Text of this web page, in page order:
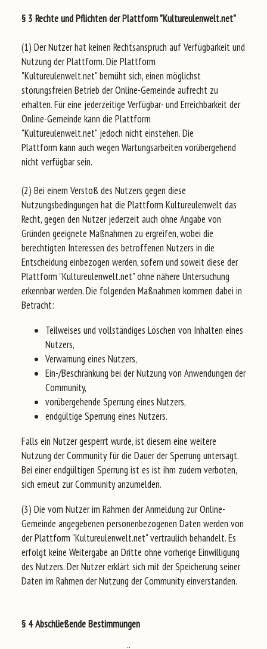
§ 3 Rechte und Pflichten der Plattform "Kultureulenwelt.net"
(1) Der Nutzer hat keinen Rechtsanspruch auf Verfügbarkeit und
Nutzung der Plattform. Die Plattform
"Kultureulenwelt.net" bemüht sich, einen möglichst
störungsfreien Betrieb der Online-Gemeinde aufrecht zu
erhalten. Für eine jederzeitige Verfügbar- und Erreichbarkeit der
Online-Gemeinde kann die Plattform
"Kultureulenwelt.net" jedoch nicht einstehen. Die
Plattform kann auch wegen Wartungsarbeiten vorübergehend
nicht verfügbar sein.
(2) Bei einem Verstoß des Nutzers gegen diese
Nutzungsbedingungen hat die Plattform Kultureulenwelt das
Recht, gegen den Nutzer jederzeit auch ohne Angabe von
Gründen geeignete Maßnahmen zu ergreifen, wobei die
berechtigten Interessen des betroffenen Nutzers in die
Entscheidung einbezogen werden, sofern und soweit diese der
Plattform "Kultureulenwelt.net" ohne nähere Untersuchung
erkennbar werden. Die folgenden Maßnahmen kommen dabei in
Betracht:
Teilweises und vollständiges Löschen von Inhalten eines
Nutzers,
Verwarnung eines Nutzers,
Ein-/Beschränkung bei der Nutzung von Anwendungen der
Community,
vorübergehende Sperrung eines Nutzers,
endgültige Sperrung eines Nutzers.
Falls ein Nutzer gesperrt wurde, ist diesem eine weitere
Nutzung der Community für die Dauer der Sperrung untersagt.
Bei einer endgültigen Sperrung ist es ist ihm zudem verboten,
sich erneut zur Community anzumelden.
(3) Die vom Nutzer im Rahmen der Anmeldung zur Online-
Gemeinde angegebenen personenbezogenen Daten werden von
der Plattform "Kultureulenwelt.net" vertraulich behandelt. Es
erfolgt keine Weitergabe an Dritte ohne vorherige Einwilligung
des Nutzers. Der Nutzer erklärt sich mit der Speicherung seiner
Daten im Rahmen der Nutzung der Community einverstanden.
§ 4 Abschließende Bestimmungen